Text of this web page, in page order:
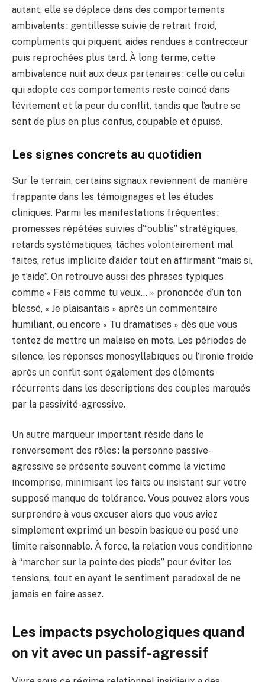
autant, elle se déplace dans des comportements
ambivalents : gentillesse suivie de retrait froid,
compliments qui piquent, aides rendues à contrecœur
puis reprochées plus tard. À long terme, cette
ambivalence nuit aux deux partenaires : celle ou celui
qui adopte ces comportements reste coincé dans
l’évitement et la peur du conflit, tandis que l’autre se
sent de plus en plus confus, coupable et épuisé.
Les signes concrets au quotidien
Sur le terrain, certains signaux reviennent de manière
frappante dans les témoignages et les études
cliniques. Parmi les manifestations fréquentes :
promesses répétées suivies d’“oublis” stratégiques,
retards systématiques, tâches volontairement mal
faites, refus implicite d’aider tout en affirmant “mais si,
je t’aide”. On retrouve aussi des phrases typiques
comme « Fais comme tu veux… » prononcée d’un ton
blessé, « Je plaisantais » après un commentaire
humiliant, ou encore « Tu dramatises » dès que vous
tentez de mettre un malaise en mots. Les périodes de
silence, les réponses monosyllabiques ou l’ironie froide
après un conflit sont également des éléments
récurrents dans les descriptions des couples marqués
par la passivité-agressive.
Un autre marqueur important réside dans le
renversement des rôles : la personne passive-
agressive se présente souvent comme la victime
incomprise, minimisant les faits ou insistant sur votre
supposé manque de tolérance. Vous pouvez alors vous
surprendre à vous excuser alors que vous aviez
simplement exprimé un besoin basique ou posé une
limite raisonnable. À force, la relation vous conditionne
à “marcher sur la pointe des pieds” pour éviter les
tensions, tout en ayant le sentiment paradoxal de ne
jamais en faire assez.
Les impacts psychologiques quand
on vit avec un passif-agressif